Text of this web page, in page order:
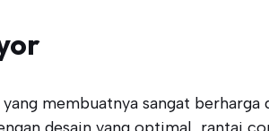
membuatnya sangat berharga